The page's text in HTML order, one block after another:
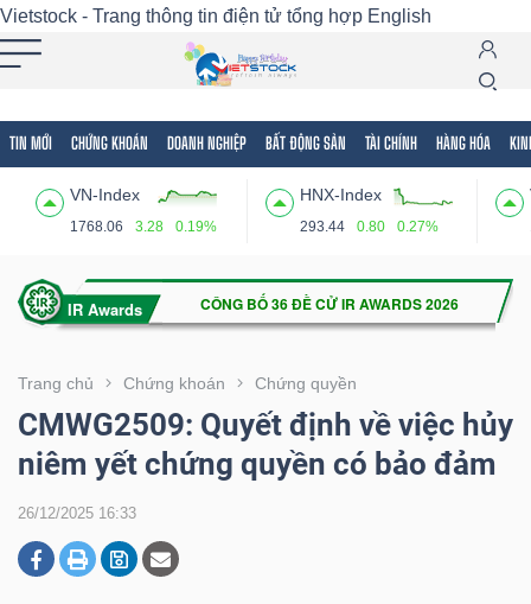
Vietstock - Trang thông tin điện tử tổng hợp English
TIN MỚI CHỨNG KHOÁN DOANH NGHIỆP BẤT ĐỘNG SẢN TÀI CHÍNH HÀNG HÓA
VN-Index
1768.06 3.28 0.19%
HNX-Index
293.44 0.80 0.27%
Trang chủ Chứng khoán Chứng quyền
CMWG2509: Quyết định về việc hủy
niêm yết chứng quyền có bảo đảm
26/12/2025 16:33
Tất cả Tính năng Ngành Mã chứng khoán
Tính
(-)
VIETSTOCK
CHỨNG